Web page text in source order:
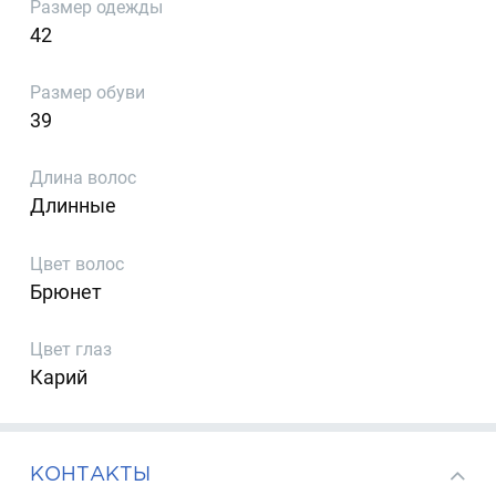
Размер одежды
42
Размер обуви
39
Длина волос
Длинные
Цвет волос
Брюнет
Цвет глаз
Карий
КОНТАКТЫ